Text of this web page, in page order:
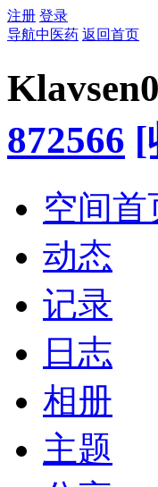
注册 登录
导航中医药 返回首页
872566 [
空间首
动态
记录
日志
相册
主题